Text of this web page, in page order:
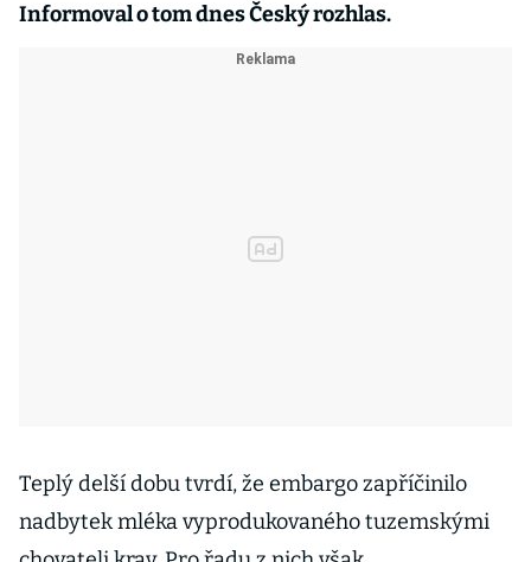
Informoval o tom dnes Český rozhlas.
Teplý delší dobu tvrdí, že embargo zapříčinilo
nadbytek mléka vyprodukovaného tuzemskými